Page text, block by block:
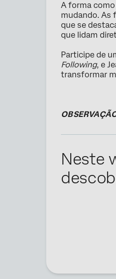
A forma
mudando. As
que se
que lidam
Participe de
Following, e
transformar
Neste